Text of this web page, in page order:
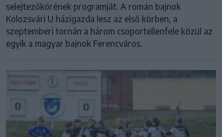
selejtezőkörének programját. A román bajnok
Kolozsvári U házigazda lesz az első körben, a
szeptemberi tornán a három csoportellenfele közül az
egyik a magyar bajnok Ferencváros.